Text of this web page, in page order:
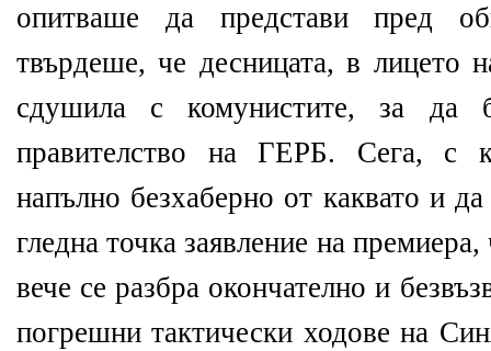
опитваше да представи пред
твърдеше, че десницата, в лицето
сдушила с комунистите, за да
правителство на ГЕРБ. Сега, с
напълно безхаберно от каквато и
гледна точка заявление на
вече се разбра окончателно и
погрешни тактически ходове на